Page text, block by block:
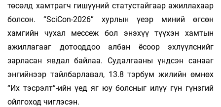
төсөлд хамтрагч гишүүний статустайгаар ажиллахаар
болсон. “SciCon-2026” хурлын үеэр миний өгсөн
хамгийн чухал мессеж бол энэхүү түүхэн хамтын
ажиллагааг дотооддоо албан ёсоор эхлүүлснийг
зарласан явдал байлаа. Судалгааны үндсэн санааг
энгийнээр тайлбарлавал, 13.8 тэрбум жилийн өмнөх
“Их тэсрэлт”-ийн үед яг юу болсныг илүү гүн гүнзгий
ойлгоход чиглэсэн.